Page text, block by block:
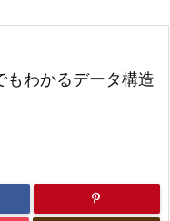
次へ
わかるデータ構造